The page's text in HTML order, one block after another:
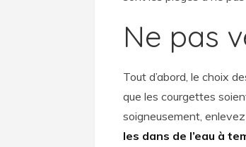
Ne pas
Tout d’abord, le choix
que les courgettes
soigneusement,
les dans de l’eau à